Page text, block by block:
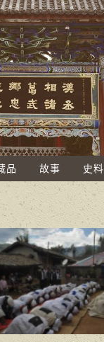
品 故事 史料